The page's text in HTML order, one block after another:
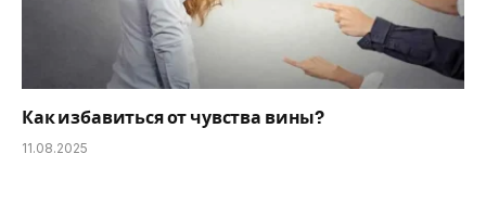
Как избавиться от чувства вины?
11.08.2025